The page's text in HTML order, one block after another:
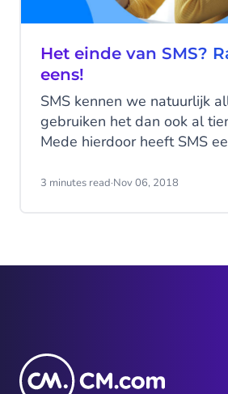
Het einde van SMS?
eens!
SMS kennen we natuurlijk
gebruiken het dan ook al
Mede hierdoor heeft SMS
minder waar. In een
en voegt rijke content toe
overtreffen. Lees hier hoe
3 minutes read·Nov 06, 2018